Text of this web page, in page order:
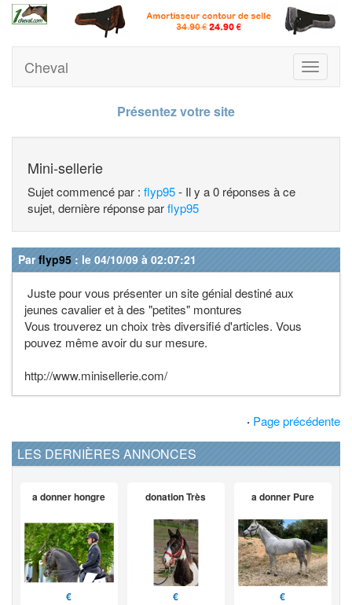
Toggle
Cheval
Présentez votre site
Mini-sellerie
Sujet commencé par : flyp95- Il y a 0 réponses à ce
sujet, dernière réponse parflyp95
Parflyp95 : le 04/10/09 à 02:07:21
Juste pour vous présenter un site génial destiné aux
jeunes cavalier et à des "petites" montures
Vous trouverez un choix très diversifié d'articles. Vous
pouvez même avoir du sur mesure.
http://www.minisellerie.com/
· Page précédente
LES DERNIÈRES ANNONCES
a donner hongre
€
donation Très
€
a donner Pure
€